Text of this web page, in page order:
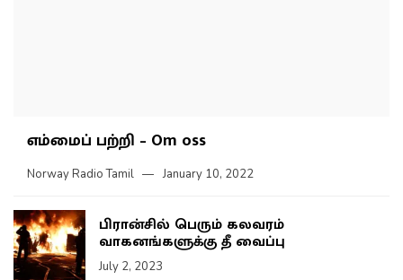
எம்மைப் பற்றி – Om oss
Norway Radio Tamil January 10, 2022
பிரான்சில் பெரும் கலவரம்
வாகனங்களுக்கு தீ வைப்பு
July 2, 2023